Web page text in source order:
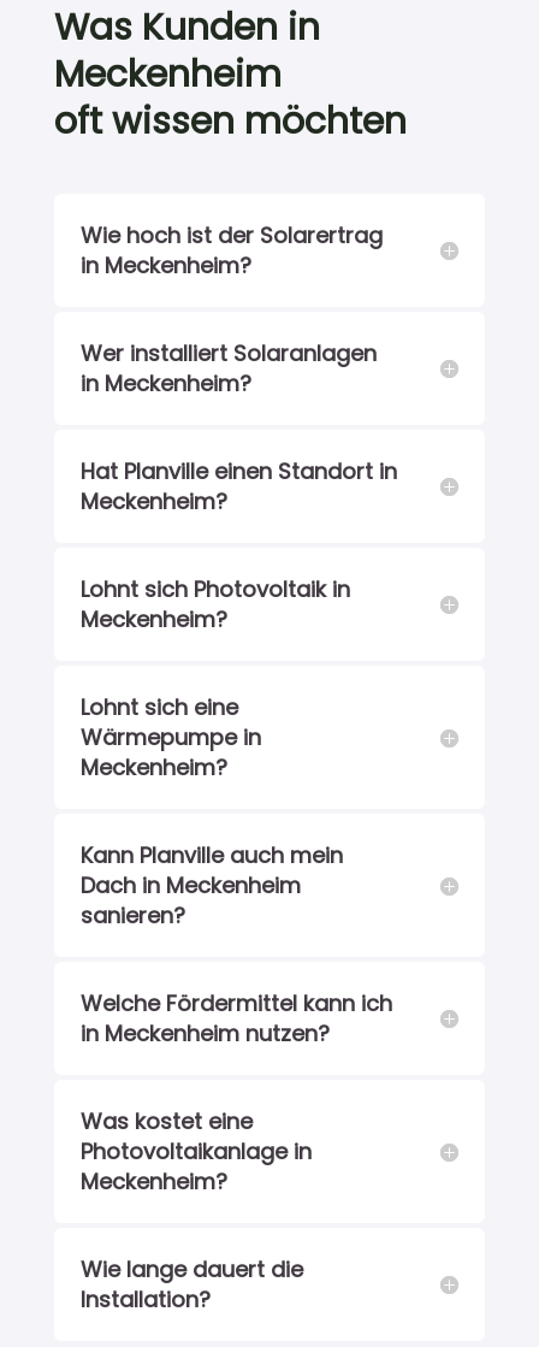
Was Kunden in
Meckenheim
oft wissen möchten
Wie hoch ist der Solarertrag
in Meckenheim?
Wer installiert Solaranlagen
in Meckenheim?
Hat Planville einen Standort in
Meckenheim?
Lohnt sich Photovoltaik in
Meckenheim?
Lohnt sich eine
Wärmepumpe in
Meckenheim?
Kann Planville auch mein
Dach in Meckenheim
sanieren?
Welche Fördermittel kann ich
in Meckenheim nutzen?
Was kostet eine
Photovoltaikanlage in
Meckenheim?
Wie lange dauert die
Installation?